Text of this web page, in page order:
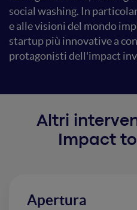
social washing. In
e alle visioni del mondo
startup più innovative a
protagonisti dell'impact
Altri
Impact
Apertura